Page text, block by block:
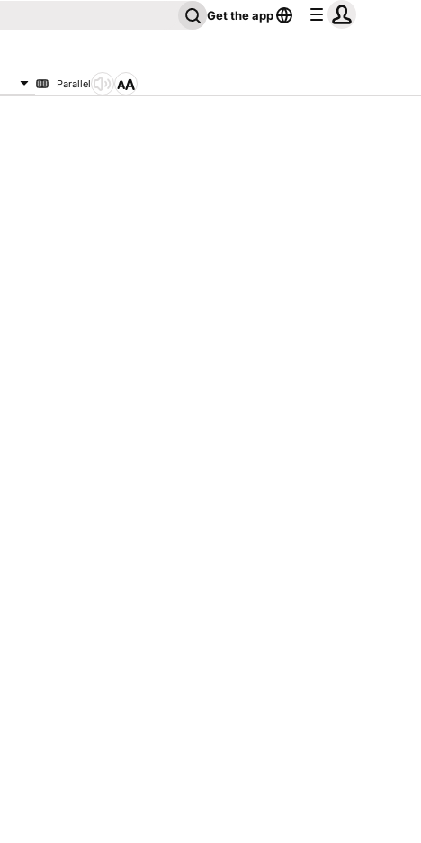
Get the app
Parallel